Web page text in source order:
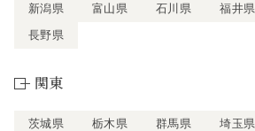
新潟県 富山県 石川県 福井県
長野県
関東
茨城県 栃木県 群馬県 埼玉県